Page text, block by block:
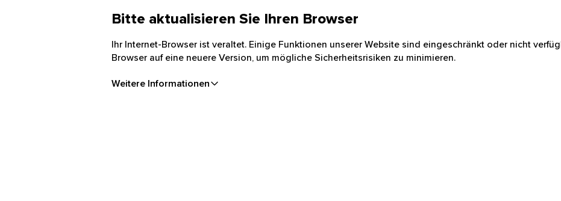
Bitte aktualisieren Sie Ihren Browser
Ihr Internet-Browser ist veraltet. Einige Funktionen unserer Website sind eingeschränkt oder nicht
Browser auf eine neuere Version, um mögliche Sicherheitsrisiken zu minimieren.
Weitere Informationen